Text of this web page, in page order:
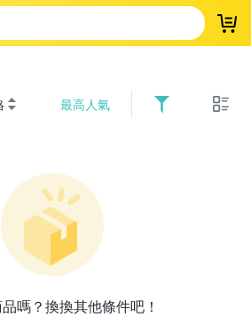
登
最高人氣
嗎？換換其他條件吧！